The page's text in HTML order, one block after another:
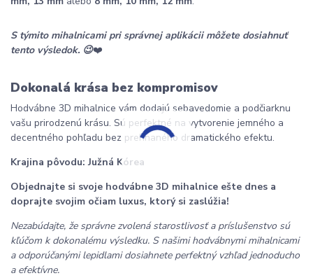
S týmito mihalnicami pri správnej aplikácii môžete dosiahnuť
tento výsledok. 😉❤️
Dokonalá krása bez kompromisov
Hodvábne 3D mihalnice vám dodajú sebavedomie a podčiarknu
vašu prirodzenú krásu. Sú perfektné na vytvorenie jemného a
decentného pohľadu bez prehnaného dramatického efektu.
Krajina pôvodu: Južná Kórea
Objednajte si svoje hodvábne 3D mihalnice ešte dnes a
doprajte svojim očiam luxus, ktorý si zaslúžia!
Nezabúdajte, že správne zvolená starostlivosť a príslušenstvo sú
kľúčom k dokonalému výsledku. S našimi hodvábnymi mihalnicami
a odporúčanými lepidlami dosiahnete perfektný vzhľad jednoducho
a efektívne.